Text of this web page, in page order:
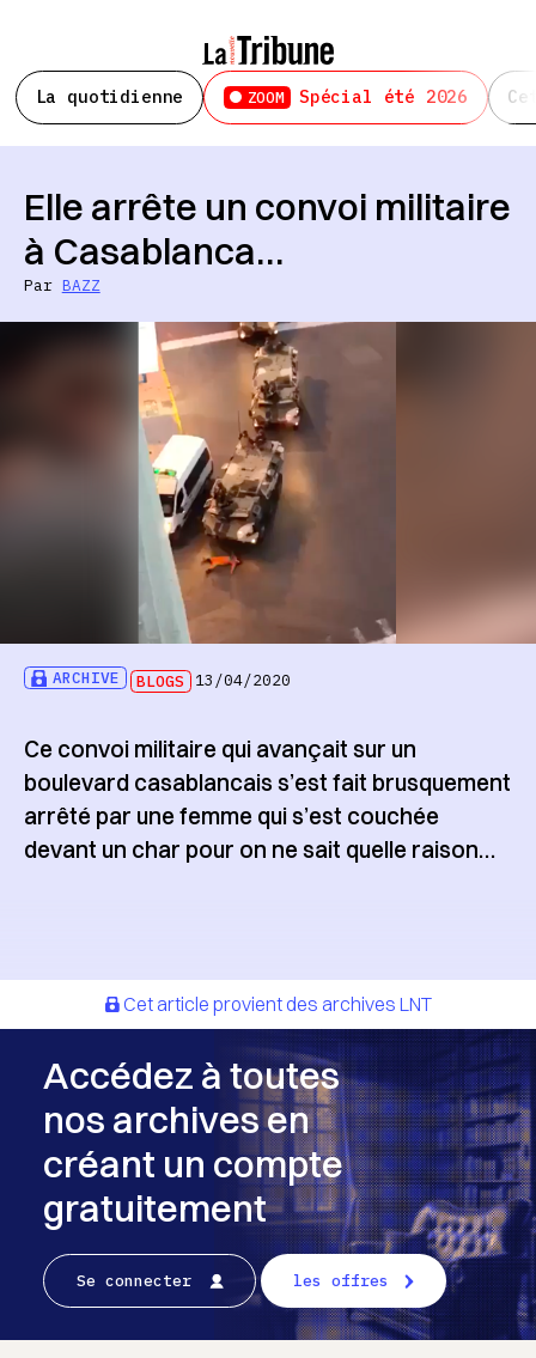
La quotidienne ZOOM Spécial été 2026
ARCHIVE BLOGS 13/04/2020
Elle arrête un convoi militaire
à Casablanca…
Par BAZZ
Ce convoi militaire qui avançait sur un
boulevard casablancais s’est fait brusquement
arrêté par une femme qui s’est couchée
devant un char pour on ne sait quelle raison…
Cet article provient des archives LNT
Accédez à toutes
nos archives en
créant un compte
gratuitement
Se connecter les offres